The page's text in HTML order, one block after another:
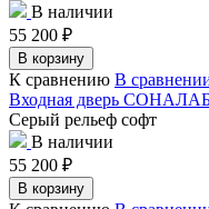
В наличии
55 200 ₽
В корзину
К сравнению В
Входная дверь
Серый рельеф софт
В наличии
55 200 ₽
В корзину